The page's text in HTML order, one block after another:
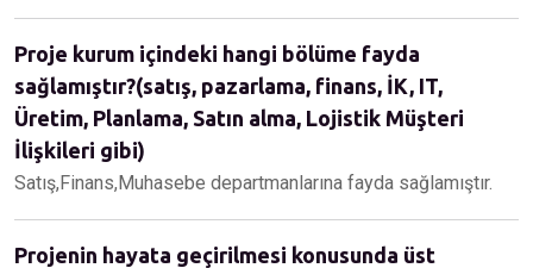
Proje kurum içindeki hangi bölüme fayda
sağlamıştır?(satış, pazarlama, finans, İK, IT,
Üretim, Planlama, Satın alma, Lojistik Müşteri
İlişkileri gibi)
Satış,Finans,Muhasebe departmanlarına fayda sağlamıştır.
Projenin hayata geçirilmesi konusunda üst